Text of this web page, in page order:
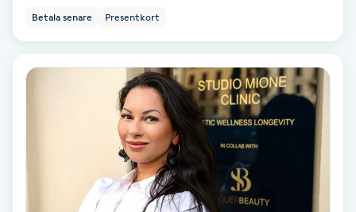
Betala senare Presentkort